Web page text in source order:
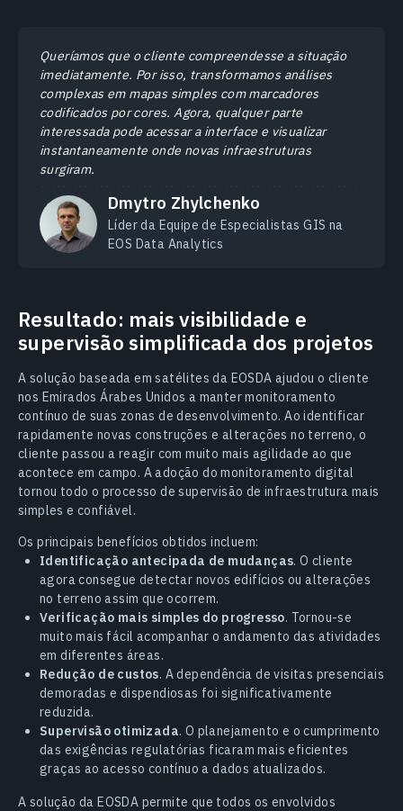
Queríamos que o cliente compreendesse a situação
imediatamente. Por isso, transformamos análises
complexas em mapas simples com marcadores
codificados por cores. Agora, qualquer parte
interessada pode acessar a interface e visualizar
instantaneamente onde novas infraestruturas
surgiram.
Dmytro Zhylchenko
Líder da Equipe de Especialistas GIS na
EOS Data Analytics
Resultado: mais visibilidade e
supervisão simplificada dos projetos
A solução baseada em satélites da EOSDA ajudou o cliente
nos Emirados Árabes Unidos a manter monitoramento
contínuo de suas zonas de desenvolvimento. Ao identificar
rapidamente novas construções e alterações no terreno, o
cliente passou a reagir com muito mais agilidade ao que
acontece em campo. A adoção do monitoramento digital
tornou todo o processo de supervisão de infraestrutura mais
simples e confiável.
Os principais benefícios obtidos incluem:
Identificação antecipada de mudanças. O cliente
agora consegue detectar novos edifícios ou alterações
no terreno assim que ocorrem.
Verificação mais simples do progresso. Tornou-se
muito mais fácil acompanhar o andamento das atividades
em diferentes áreas.
Redução de custos. A dependência de visitas presenciais
demoradas e dispendiosas foi significativamente
reduzida.
Supervisão otimizada. O planejamento e o cumprimento
das exigências regulatórias ficaram mais eficientes
graças ao acesso contínuo a dados atualizados.
A solução da EOSDA permite que todos os envolvidos